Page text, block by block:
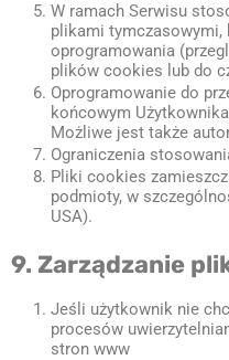
W ramach Serwisu
plikami tymczasowymi,
oprogramowania
plików cookies lub do
Oprogramowanie do
końcowym
Możliwe jest także
Ograniczenia
Pliki cookies
podmioty, w
USA).
9. Zarządzanie
Jeśli użytkownik nie
procesów
stron www